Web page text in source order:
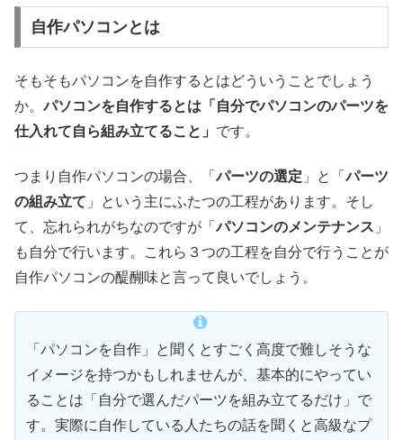
自作パソコンとは
そもそもパソコンを自作するとはどういうことでしょう
か。パソコンを自作するとは「自分でパソコンのパーツを
仕入れて自ら組み立てること」 です。
つまり自作パソコンの場合、「パーツの選定 」と「パーツ
の組み立て 」という主にふたつの工程があります。そし
て、忘れられがちなのですが「パソコンのメンテナンス 」
も自分で行います。これら３つの工程を自分で行うことが
自作パソコンの醍醐味と言って良いでしょう。
「パソコンを自作」と聞くとすごく高度で難しそうな
イメージを持つかもしれませんが、基本的にやってい
ることは「自分で選んだパーツを組み立てるだけ」で
す。実際に自作している人たちの話を聞くと高級なプ